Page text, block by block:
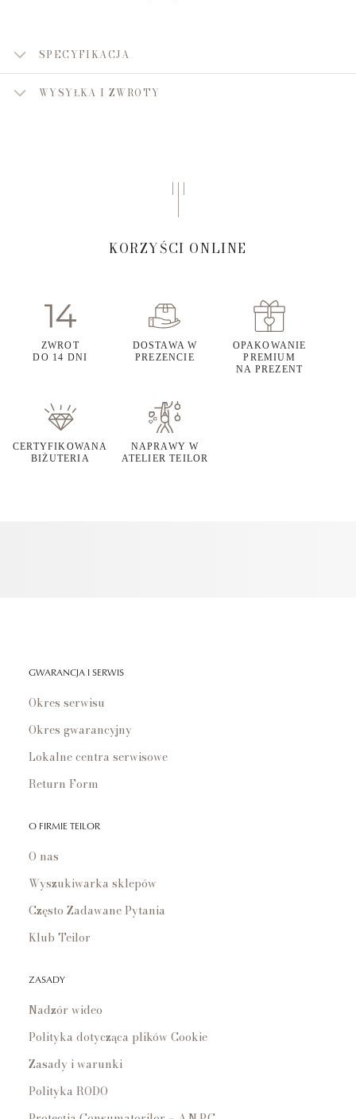
SPECYFIKACJA
WYSYŁKA I ZWROTY
KORZYŚCI ONLINE
ZWROT
DO 14 DNI
DOSTAWA W
PREZENCIE
OPAKOWANIE
PREMIUM
NA PREZENT
CERTYFIKOWANA
BIŻUTERIA
NAPRAWY W
ATELIER TEILOR
GWARANCJA I SERWIS
Okres serwisu
Okres gwarancyjny
Lokalne centra serwisowe
Return Form
O FIRMIE TEILOR
O nas
Wyszukiwarka sklepów
Często Zadawane Pytania
Klub Teilor
ZASADY
Nadzór wideo
Polityka dotycząca plików Cookie
Zasady i warunki
Polityka RODO